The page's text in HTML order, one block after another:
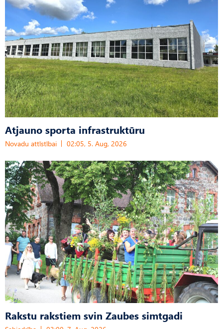
Atjauno sporta infrastruktūru
Novadu attīstībai 02:05, 5. Aug, 2026
Rakstu rakstiem svin Zaubes simtgadi